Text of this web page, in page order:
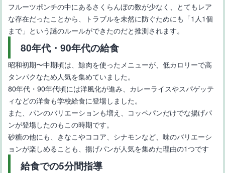
フルーツポンチの中にあるさくらんぼの数が少なく、とてもレア
な存在だったことから、トラブルを未然に防ぐためにも「1人1個
まで」という謎のルールができたのだと推測されます。
80年代・90年代の給食
昭和初期〜中期頃は、鯨肉を使ったメニューが、低カロリーで高
タンパクなため人気を集めていました。
80年代・90年代頃には洋風化が進み、カレーライスやスパゲッテ
ィなどの洋食も学校給食に登場しました。
また、パンのバリエーションも増え、コッペパンだけでな揚げパ
ンが登場したのもこの時期です。
砂糖の他にも、きなこやココア、シナモンなど、味のバリエーシ
ョンが楽しめることも、揚げパンが人気を集めた理由の1つです
給食での5分間指導